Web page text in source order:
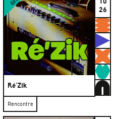
Ré’Zik
26
Rencontre